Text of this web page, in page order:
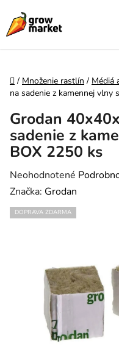
Domov
/ Množenie rastlín / Médiá
na sadenie z kamennej vlny
Grodan
sadenie z
BOX 2250 ks
Priemerné hodnotenie
Neohodnotené
Značka: Grodan
DOPRAVA ZDARMA